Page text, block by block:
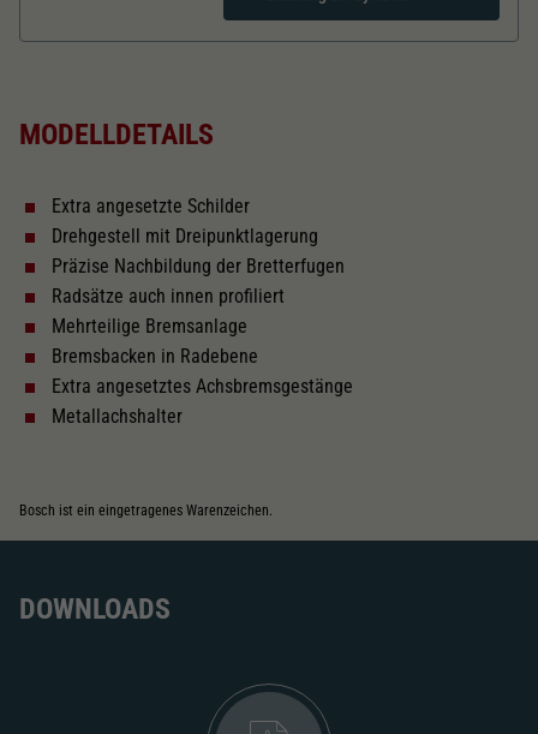
Kurzkupplungskinematik
2187
Tauschsatz für Wechselstrom
Schliessen
MODELLDETAILS
Extra angesetzte Schilder
Drehgestell mit Dreipunktlagerung
Präzise Nachbildung der Bretterfugen
Radsätze auch innen profiliert
Mehrteilige Bremsanlage
Bremsbacken in Radebene
Extra angesetztes Achsbremsgestänge
Metallachshalter
Bosch ist ein eingetragenes Warenzeichen.
DOWNLOADS
Einstellungen. Unter anderem eine zufällig